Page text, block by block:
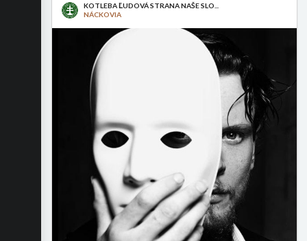
KOTLEBA ĽUDOVÁ STRANA NAŠE SLO...
NÁCKOVIA